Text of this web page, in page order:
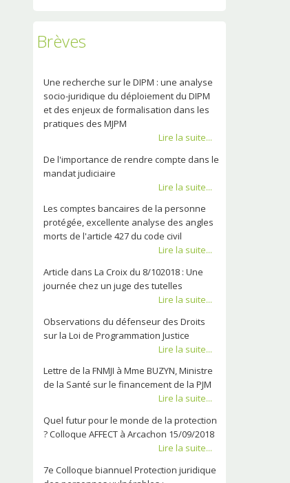
Brèves
Une recherche sur le DIPM : une analyse
socio-juridique du déploiement du DIPM
et des enjeux de formalisation dans les
pratiques des MJPM
Lire la suite...
De l'importance de rendre compte dans le
mandat judiciaire
Lire la suite...
Les comptes bancaires de la personne
protégée, excellente analyse des angles
morts de l'article 427 du code civil
Lire la suite...
Article dans La Croix du 8/102018 : Une
journée chez un juge des tutelles
Lire la suite...
Observations du défenseur des Droits
sur la Loi de Programmation Justice
Lire la suite...
Lettre de la FNMJI à Mme BUZYN, Ministre
de la Santé sur le financement de la PJM
Lire la suite...
Quel futur pour le monde de la protection
? Colloque AFFECT à Arcachon 15/09/2018
Lire la suite...
7e Colloque biannuel Protection juridique